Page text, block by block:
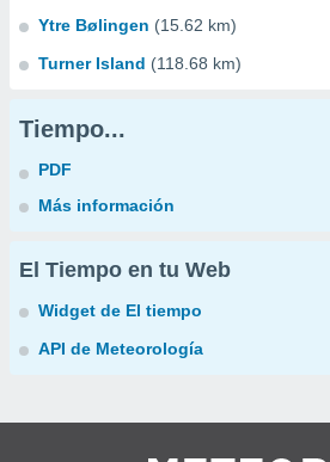
Ytre Bølingen (15.62 km)
Turner Island (118.68 km)
Tiempo...
PDF
Más información
El Tiempo en tu Web
Widget de El tiempo
API de Meteorología